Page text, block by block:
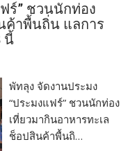
ร์” ชวนนักท่อง
ค้าพื้นถิ่น แลการ
นี้
พัทลุง จัดงานประมง
“ประมงแฟร์” ชวนนักท่อง
เที่ยวมากินอาหารทะเล
ช็อปสินค้าพื้นถิ…